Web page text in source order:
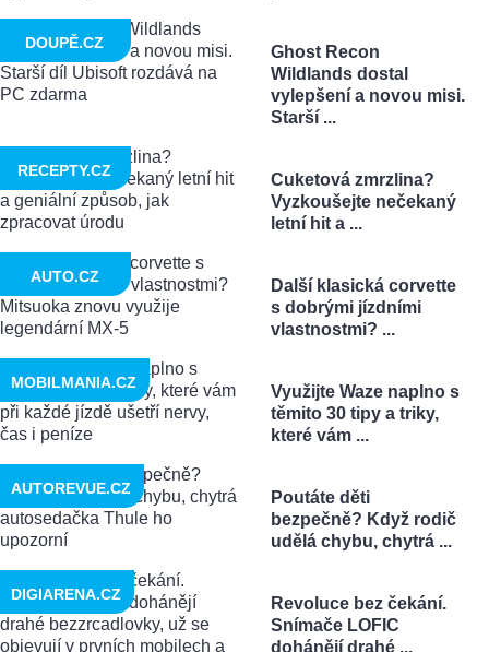
Ghost Recon
Wildlands dostal
vylepšení a novou misi.
Starší ...
DOUPĚ.CZ
Cuketová zmrzlina?
Vyzkoušejte nečekaný
letní hit a ...
RECEPTY.CZ
Další klasická corvette
s dobrými jízdními
vlastnostmi? ...
AUTO.CZ
Využijte Waze naplno s
těmito 30 tipy a triky,
které vám ...
MOBILMANIA.CZ
Poutáte děti
bezpečně? Když rodič
udělá chybu, chytrá ...
AUTOREVUE.CZ
Revoluce bez čekání.
Snímače LOFIC
dohánějí drahé ...
DIGIARENA.CZ